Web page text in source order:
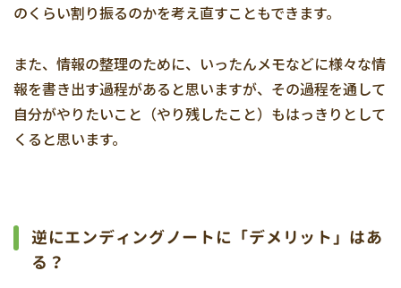
のくらい割り振るのかを考え直すこともできます。
また、情報の整理のために、いったんメモなどに様々な情
報を書き出す過程があると思いますが、その過程を通して
自分がやりたいこと（やり残したこと）もはっきりとして
くると思います。
逆にエンディングノートに「デメリット」はあ
る？